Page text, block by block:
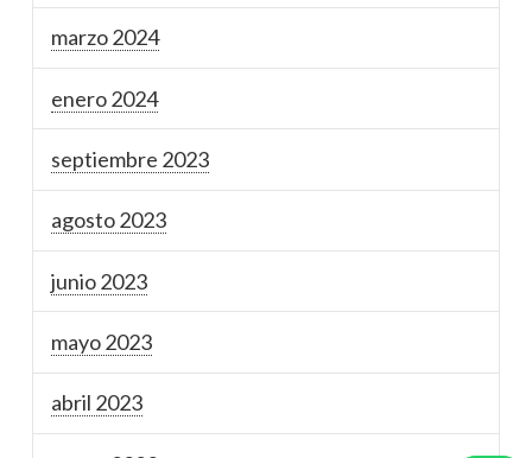
marzo 2024
enero 2024
septiembre 2023
agosto 2023
junio 2023
mayo 2023
abril 2023